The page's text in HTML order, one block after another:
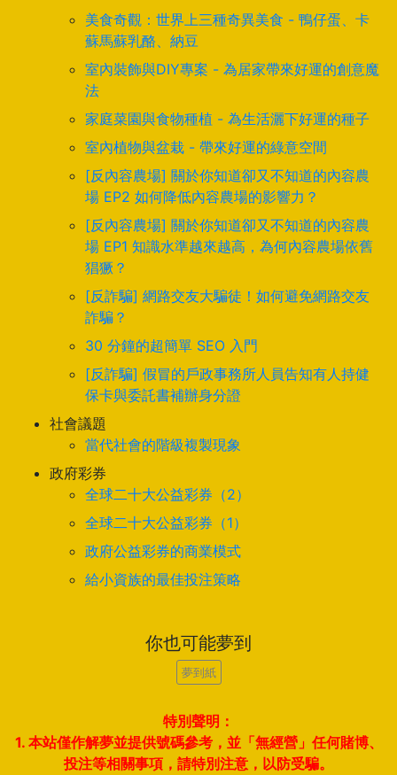
美食奇觀：世界上三種奇異美食 - 鴨仔蛋、卡
蘇馬蘇乳酪、納豆
室內裝飾與DIY專案 - 為居家帶來好運的創意魔
法
家庭菜園與食物種植 - 為生活灑下好運的種子
室內植物與盆栽 - 帶來好運的綠意空間
[反內容農場] 關於你知道卻又不知道的內容農
場 EP2 如何降低內容農場的影響力？
[反內容農場] 關於你知道卻又不知道的內容農
場 EP1 知識水準越來越高，為何內容農場依舊
猖獗？
[反詐騙] 網路交友大騙徒！如何避免網路交友
詐騙？
30 分鐘的超簡單 SEO 入門
[反詐騙] 假冒的戶政事務所人員告知有人持健
保卡與委託書補辦身分證
社會議題
當代社會的階級複製現象
政府彩券
全球二十大公益彩券（2）
全球二十大公益彩券（1）
政府公益彩券的商業模式
給小資族的最佳投注策略
你也可能夢到
夢到紙
特別聲明：
1. 本站僅作解夢並提供號碼參考，並「無經營」任何賭博、
投注等相關事項，請特別注意，以防受騙。